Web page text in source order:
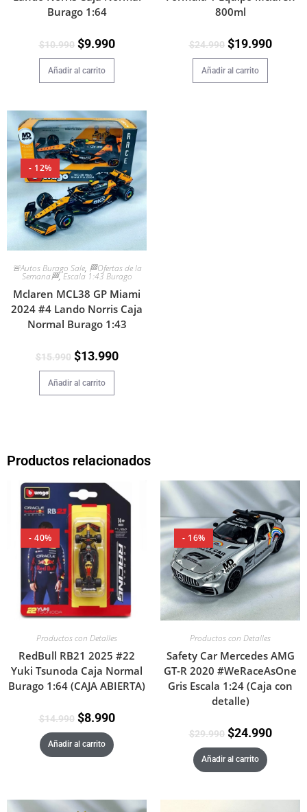
Burago 1:64
$10.990 $9.990
Añadir al carrito
800ml
$24.990 $19.990
Añadir al carrito
- 12%
🚨Autos Burago Sale, 🏁Ofertas de la
Semana🏁,Escala 1:43 Burago
Mclaren MCL38 GP Miami
2024 #4 Lando Norris Caja
Normal Burago 1:43
$15.990 $13.990
Añadir al carrito
Productos relacionados
- 40%
Productos con Detalles
RedBull RB21 2025 #22
Yuki Tsunoda Caja Normal
Burago 1:64 (CAJA ABIERTA)
$14.990 $8.990
Añadir al carrito
- 16%
Productos con Detalles
Safety Car Mercedes AMG
GT-R 2020 #WeRaceAsOne
Gris Escala 1:24 (Caja con
detalle)
$29.990 $24.990
Añadir al carrito